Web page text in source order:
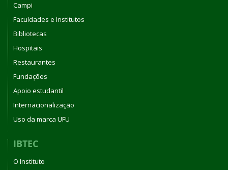
Campi
Faculdades e Institutos
Bibliotecas
Hospitais
Restaurantes
Fundações
Apoio estudantil
Internacionalização
Uso da marca UFU
IBTEC
O Instituto